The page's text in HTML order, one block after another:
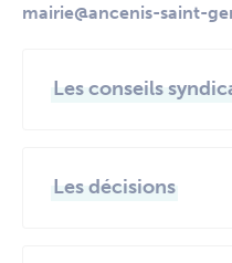
mairie@ancenis-saint-
Les conseils
Les décisions